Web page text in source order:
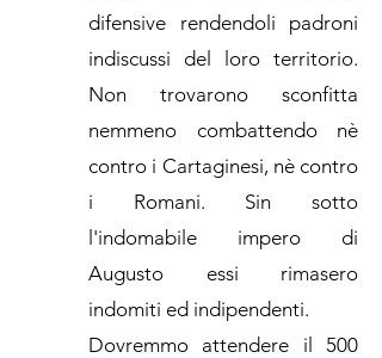
difensive rendendoli padroni
indiscussi del loro territorio.
Non trovarono sconfitta
nemmeno combattendo nè
contro i Cartaginesi, nè contro
i Romani. Sin sotto
l'indomabile impero di
Augusto essi rimasero
indomiti ed indipendenti.
Dovremmo attendere il 500